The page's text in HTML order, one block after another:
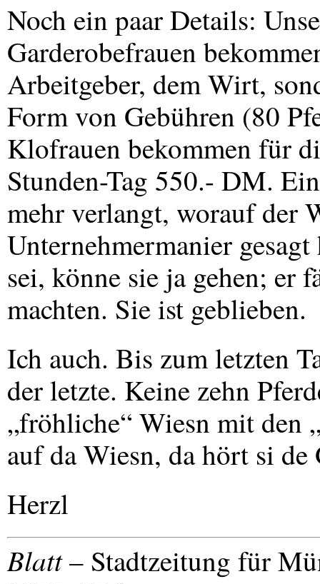
Noch ein paar Details:
Garderobefrauen
Arbeitgeber, dem Wirt,
Form von Gebühren (80
Klofrauen bekommen für
Stunden-Tag 550.- DM.
mehr verlangt, worauf der
Unternehmermanier
sei, könne sie ja gehen; er
machten. Sie ist geblieben.
Ich auch. Bis zum letzten
der letzte. Keine zehn
„fröhliche“ Wiesn mit den
auf da Wiesn, da hört si
Herzl
Blatt– Stadtzeitung für